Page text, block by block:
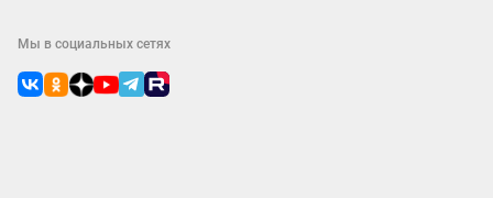
Мы в социальных сетях